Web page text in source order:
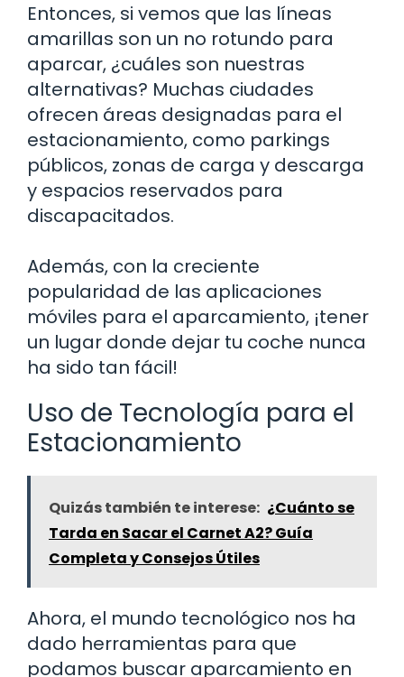
Entonces, si vemos que las líneas
amarillas son un no rotundo para
aparcar, ¿cuáles son nuestras
alternativas? Muchas ciudades
ofrecen áreas designadas para el
estacionamiento, como parkings
públicos, zonas de carga y descarga
y espacios reservados para
discapacitados.
Además, con la creciente
popularidad de las aplicaciones
móviles para el aparcamiento, ¡tener
un lugar donde dejar tu coche nunca
ha sido tan fácil!
Uso de Tecnología para el
Estacionamiento
Quizás también te interese: ¿Cuánto se
Tarda en Sacar el Carnet A2? Guía
Completa y Consejos Útiles
Ahora, el mundo tecnológico nos ha
dado herramientas para que
podamos buscar aparcamiento en